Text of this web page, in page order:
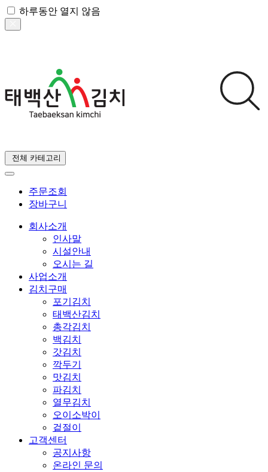
하루동안 열지 않음
전체 카테고리
주문조회
장바구니
회사소개
인사말
시설안내
오시는 길
사업소개
김치구매
포기김치
태백산김치
총각김치
백김치
갓김치
깍두기
맛김치
파김치
열무김치
오이소박이
겉절이
고객센터
공지사항
온라인 문의